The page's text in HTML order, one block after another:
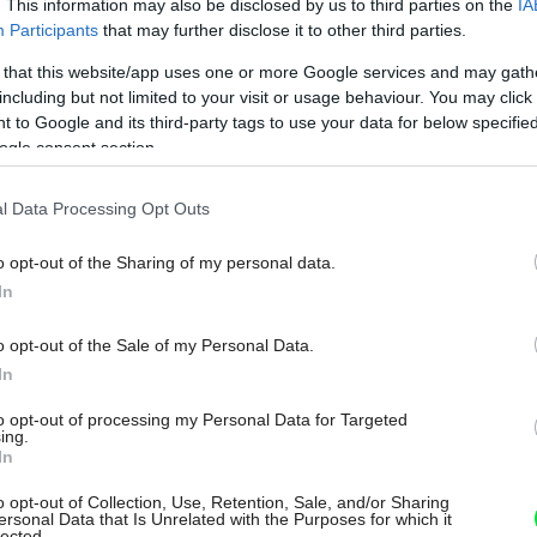
This information may also be disclosed by us to third parties on the
Participants that may further disclose it to other third parties.
that this website/app uses one or more Google services and may
but not limited to your visit or usage behaviour. You may
to Google and its third-party tags to use your data for below
consent section.
Data Processing Opt Outs
opt-out of the Sharing of my personal data.
opt-out of the Sale of my Personal Data.
opt-out of processing my Personal Data for Targeted
opt-out of Collection, Use, Retention, Sale, and/or Sharing
Data that Is Unrelated with the Purposes for which it
sa môžete pustiť do výberu toho
Ak sa chystáte stavať rodinný dom,
a osvedčeným riešením. Patrí
a zaraďuje sa medzi najspoľahlivejšie
životnosť, vysokú pevnosť a stabilný
či vlhkosti. Okrem toho má nízky
požiarnej odolnosti.
dôležitá nielen pri stavebnom materiáli,
Ich veľkou výhodou je možnosť
pre všetky typy palív. Vďaka
zužitkovať podstatne väčšiu časť
za následok menšie množstvo, ale
prúdia do komína.